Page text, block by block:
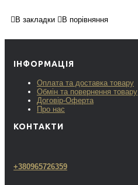
В закладки В порівняння
ІНФОРМАЦІЯ
Оплата та доставка товару
Обмін та повернення товару
Договір-Оферта
Про нас
КОНТАКТИ
+380965726359